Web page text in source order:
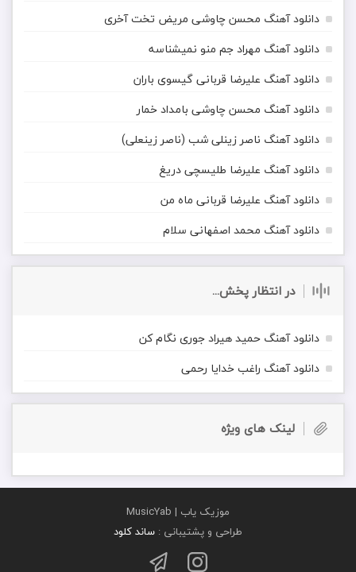
دانلود آهنگ محسن چاوشی مریض تخت آخری
دانلود آهنگ مهراد جم منو نمیشناسه
دانلود آهنگ علیرضا قربانی گیسوی باران
دانلود آهنگ محسن چاوشی بامداد خمار
دانلود آهنگ ناصر زینلی شب (ناصر زینعلی)
دانلود آهنگ علیرضا طلیسچی دریغ
دانلود آهنگ علیرضا قربانی ماه من
دانلود آهنگ محمد اصفهانی سلام
در انتظار پخش...
دانلود آهنگ حمید هیراد جوری نگام کن
دانلود آهنگ راغب خدایا رحمی
لینک های ویژه
موزیک یاب | MusicYab
طراحی و پشتیبانی : ساند کلود